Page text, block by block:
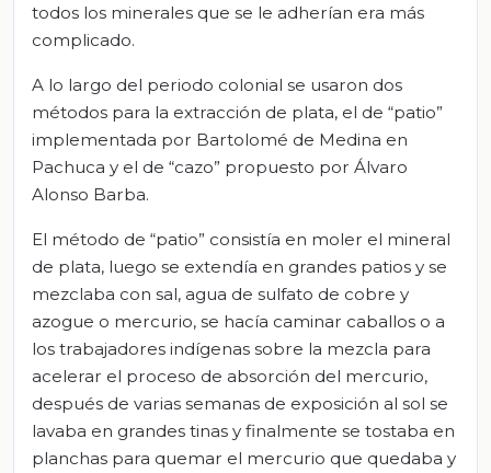
todos los minerales que se le adherían era más
complicado.
A lo largo del periodo colonial se usaron dos
métodos para la extracción de plata, el de “patio”
implementada por Bartolomé de Medina en
Pachuca y el de “cazo” propuesto por Álvaro
Alonso Barba.
El método de “patio” consistía en moler el mineral
de plata, luego se extendía en grandes patios y se
mezclaba con sal, agua de sulfato de cobre y
azogue o mercurio, se hacía caminar caballos o a
los trabajadores indígenas sobre la mezcla para
acelerar el proceso de absorción del mercurio,
después de varias semanas de exposición al sol se
lavaba en grandes tinas y finalmente se tostaba en
planchas para quemar el mercurio que quedaba y